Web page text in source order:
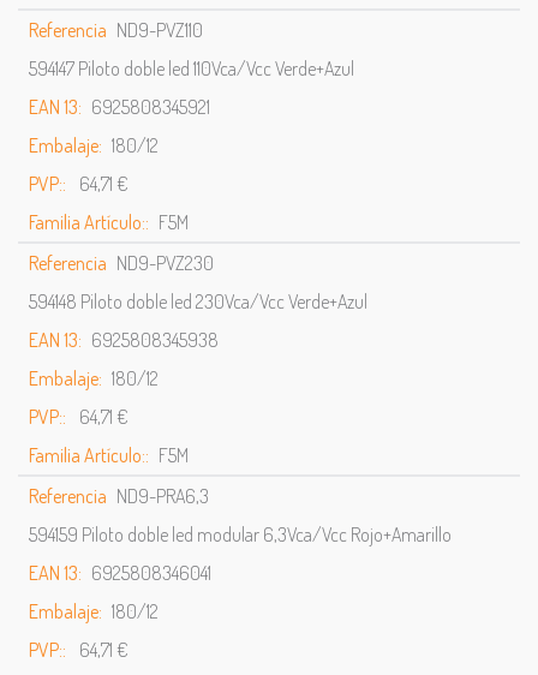
Referencia ND9-PVZ110
594147 Piloto doble led 110Vca/Vcc Verde+Azul
EAN 13: 6925808345921
Embalaje: 180/12
PVP::
64,71 €
Familia Artículo:: F5M
Referencia ND9-PVZ230
594148 Piloto doble led 230Vca/Vcc Verde+Azul
EAN 13: 6925808345938
Embalaje: 180/12
PVP::
64,71 €
Familia Artículo:: F5M
Referencia ND9-PRA6,3
594159 Piloto doble led modular 6,3Vca/Vcc Rojo+Amarillo
EAN 13: 6925808346041
Embalaje: 180/12
PVP::
64,71 €